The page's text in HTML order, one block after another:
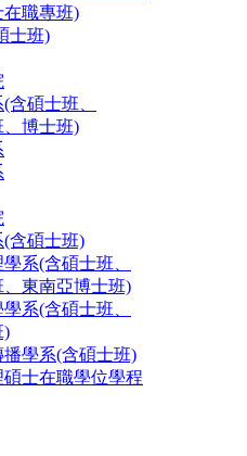
職專班)
士班)
含碩士班、
博士班)
含碩士班)
系(含碩士班、
東南亞博士班)
系(含碩士班、
)
學系(含碩士班)
士在職學位學程